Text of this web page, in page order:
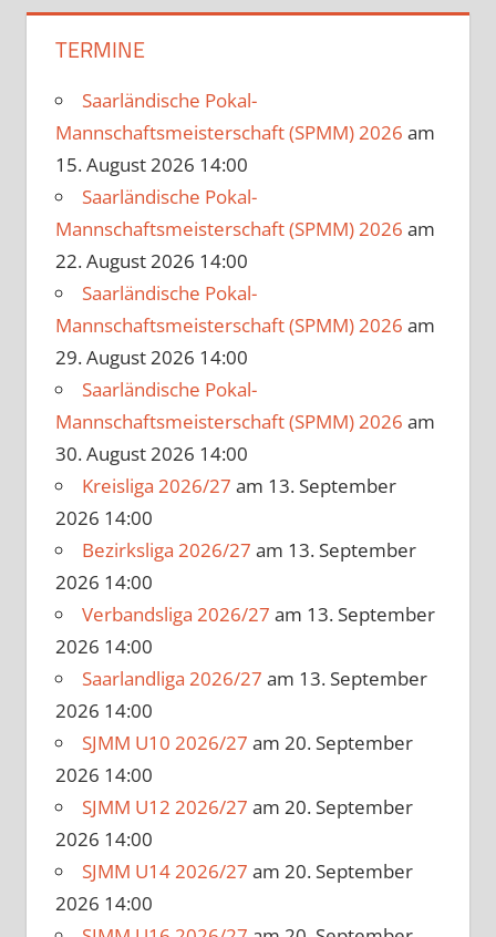
TERMINE
Saarländische Pokal-
Mannschaftsmeisterschaft (SPMM) 2026 am
15. August 2026 14:00
Saarländische Pokal-
Mannschaftsmeisterschaft (SPMM) 2026 am
22. August 2026 14:00
Saarländische Pokal-
Mannschaftsmeisterschaft (SPMM) 2026 am
29. August 2026 14:00
Saarländische Pokal-
Mannschaftsmeisterschaft (SPMM) 2026 am
30. August 2026 14:00
Kreisliga 2026/27 am 13. September
2026 14:00
Bezirksliga 2026/27 am 13. September
2026 14:00
Verbandsliga 2026/27 am 13. September
2026 14:00
Saarlandliga 2026/27 am 13. September
2026 14:00
SJMM U10 2026/27 am 20. September
2026 14:00
SJMM U12 2026/27 am 20. September
2026 14:00
SJMM U14 2026/27 am 20. September
2026 14:00